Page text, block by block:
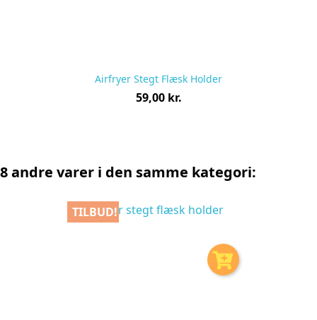
Airfryer Stegt Flæsk Holder
Pris
59,00 kr.
8 andre varer i den samme kategori:
TILBUD!